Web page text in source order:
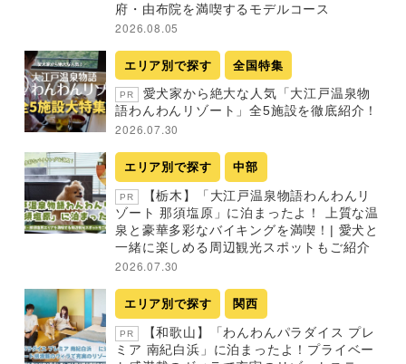
府・由布院を満喫するモデルコース
2026.08.05
エリア別で探す 全国特集
PR
愛犬家から絶大な人気「大江戸温泉物
語わんわんリゾート」全5施設を徹底紹介！
2026.07.30
エリア別で探す 中部
PR
【栃木】「大江戸温泉物語わんわんリ
ゾート 那須塩原」に泊まったよ！ 上質な温
泉と豪華多彩なバイキングを満喫！| 愛犬と
一緒に楽しめる周辺観光スポットもご紹介
2026.07.30
エリア別で探す 関西
PR
【和歌山】「わんわんパラダイス プレ
ミア 南紀白浜」に泊まったよ！プライベー